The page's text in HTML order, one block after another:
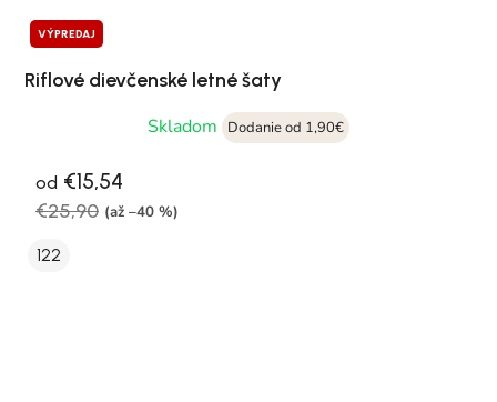
VÝPREDAJ
Riflové dievčenské letné šaty
Skladom
Dodanie od 1,90€
od €15,54
€25,90 (až –40 %)
122